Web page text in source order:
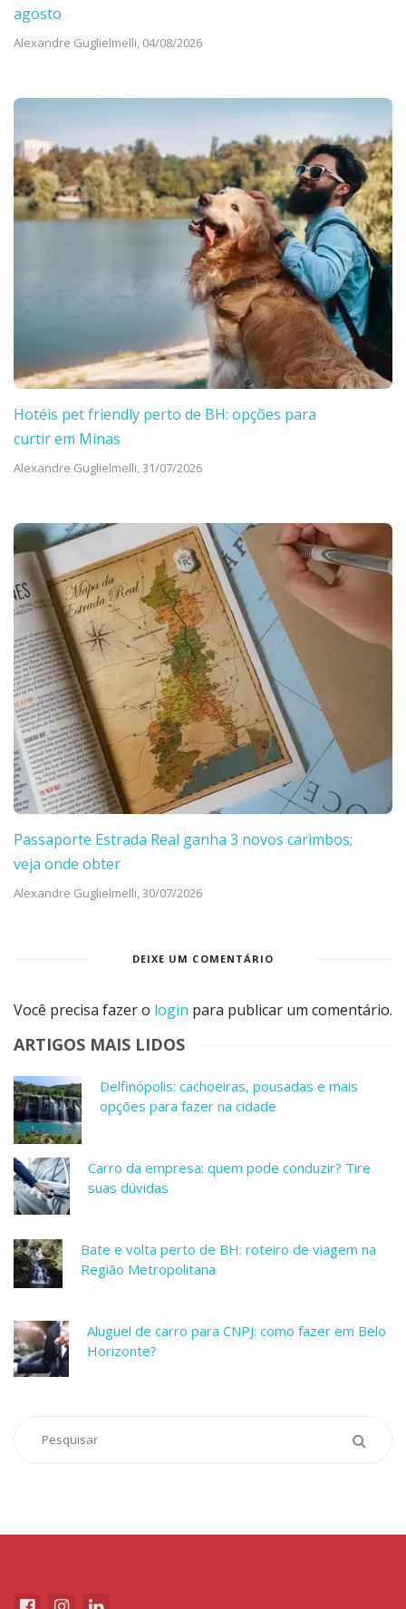
agosto
Alexandre Guglielmelli, 04/08/2026
Hotéis pet friendly perto de BH: opções para
curtir em Minas
Alexandre Guglielmelli,31/07/2026
Passaporte Estrada Real ganha 3 novos carimbos;
veja onde obter
Alexandre Guglielmelli,30/07/2026
DEIXE UM COMENTÁRIO
Você precisa fazer o login para publicar um comentário.
ARTIGOS MAIS LIDOS
Delfinópolis: cachoeiras, pousadas e mais
opções para fazer na cidade
Carro da empresa: quem pode conduzir? Tire
suas dúvidas
Bate e volta perto de BH: roteiro de viagem na
Região Metropolitana
Aluguel de carro para CNPJ: como fazer em Belo
Horizonte?